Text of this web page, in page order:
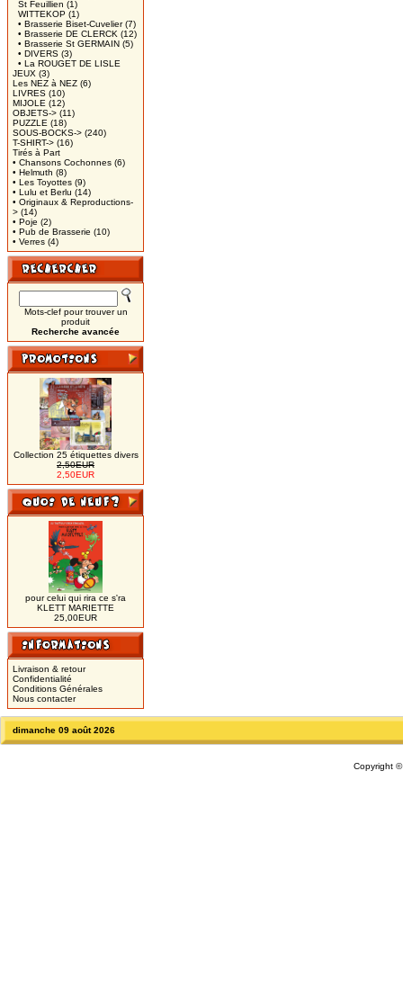
St Feuillien (1)
WITTEKOP (1)
• Brasserie Biset-Cuvelier(7)
• Brasserie DE CLERCK (12)
• Brasserie St GERMAIN (5)
• DIVERS (3)
• La ROUGET DE LISLE
JEUX (3)
Les NEZ à NEZ (6)
LIVRES (10)
MIJOLE (12)
OBJETS-> (11)
PUZZLE (18)
SOUS-BOCKS-> (240)
T-SHIRT-> (16)
Tirés à Part
• Chansons Cochonnes (6)
• Helmuth (8)
• Les Toyottes (9)
• Lulu et Berlu (14)
• Originaux & Reproductions-
> (14)
• Poje (2)
• Pub de Brasserie (10)
• Verres (4)
Mots-clef pour trouver un
produit
Recherche avancée
Collection 25 étiquettes divers
2,50EUR
2,50EUR
pour celui qui rira ce s'ra
KLETT MARIETTE
25,00EUR
Livraison & retour
Confidentialité
Conditions Générales
Nous contacter
dimanche 09 août 2026
Copyright